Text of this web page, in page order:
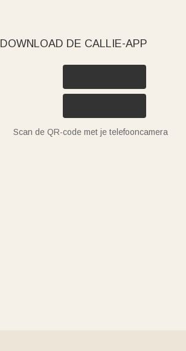
DOWNLOAD DE CALLIE-APP
Scan de QR-code met je telefooncamera